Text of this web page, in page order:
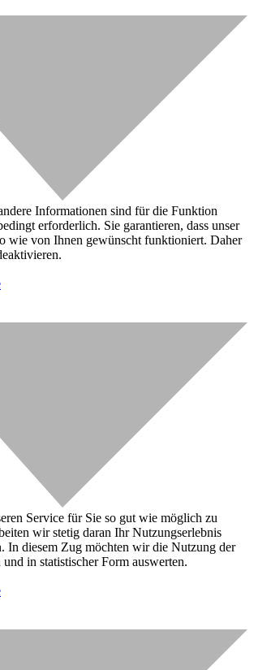
Informationen sind für die Funktion
erforderlich. Sie garantieren, dass unser
wie von Ihnen gewünscht funktioniert. Daher
Service für Sie so gut wie möglich zu
wir stetig daran Ihr Nutzungserlebnis
In diesem Zug möchten wir die Nutzung der
und in statistischer Form auswerten.